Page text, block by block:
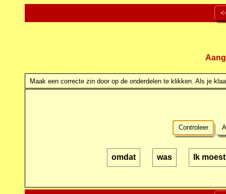
Maak een correcte zin door op de onderdelen te klikken. Als je
Controleer
omdat was Ik